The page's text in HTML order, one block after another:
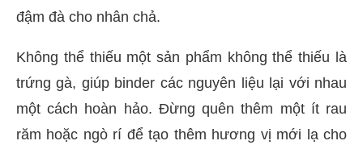
đậm đà cho nhân chả.
Không thể thiếu một sản phẩm không thể thiếu là
trứng gà, giúp binder các nguyên liệu lại với nhau
một cách hoàn hảo. Đừng quên thêm một ít rau
răm hoặc ngò rí để tạo thêm hương vị mới lạ cho